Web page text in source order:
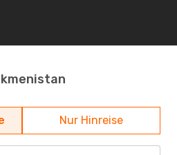
Nur Hinreise